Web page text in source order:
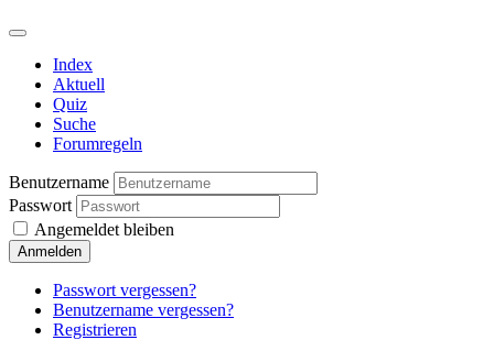
Index
Aktuell
Quiz
Suche
Forumregeln
Benutzername
Passwort
Angemeldet bleiben
Anmelden
Passwort vergessen?
Benutzername vergessen?
Registrieren